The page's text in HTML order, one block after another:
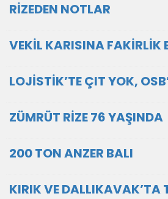
RİZEDEN NOTLAR
VEKİL KARISINA FAKİRLİK
LOJİSTİK’TE ÇIT YOK,
ZÜMRÜT RİZE 76 YAŞINDA
200 TON ANZER BALI
KIRIK VE DALLIKAVAK’TA